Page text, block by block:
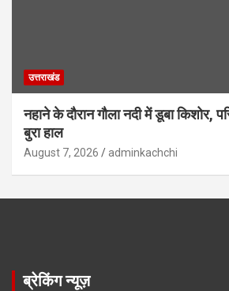
उत्तराखंड
नहाने के दौरान गौला नदी में डूबा किशोर,
बुरा हाल
August 7, 2026 adminkachchi
ब्रेकिंग न्यूज़